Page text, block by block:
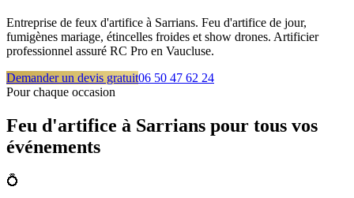
Entreprise de feux d'artifice à Sarrians. Feu d'artifice de jour,
fumigènes mariage, étincelles froides et show drones. Artificier
professionnel assuré RC Pro en Vaucluse.
Demander un devis gratuit06 50 47 62 24
Pour chaque occasion
Feu d'artifice à Sarrians pour tous vos
événements
💍